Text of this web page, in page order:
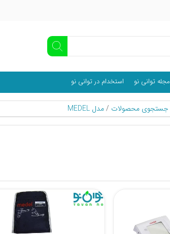
مجله توانی نو استخدام در توانی نو
جستجوی محصولات /مدل MEDEL